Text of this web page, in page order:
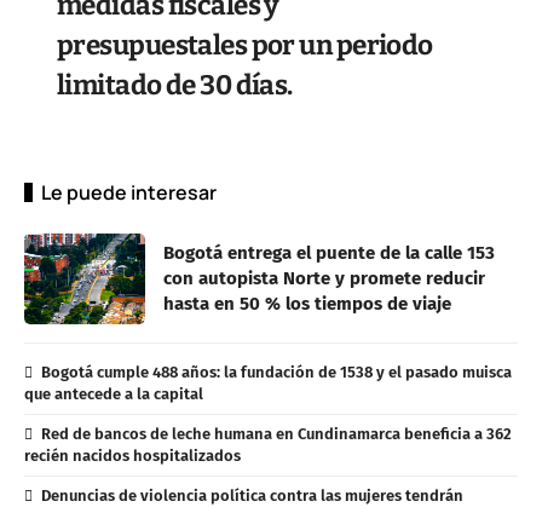
presupuestales por un periodo
limitado de 30 días.
Le puede interesar
Bogotá entrega el puente de la calle 153
con autopista Norte y promete reducir
hasta en 50 % los tiempos de viaje
Bogotá cumple 488 años: la fundación de 1538 y el pasado muisca
que antecede a la capital
Red de bancos de leche humana en Cundinamarca beneficia a 362
recién nacidos hospitalizados
Denuncias de violencia política contra las mujeres tendrán